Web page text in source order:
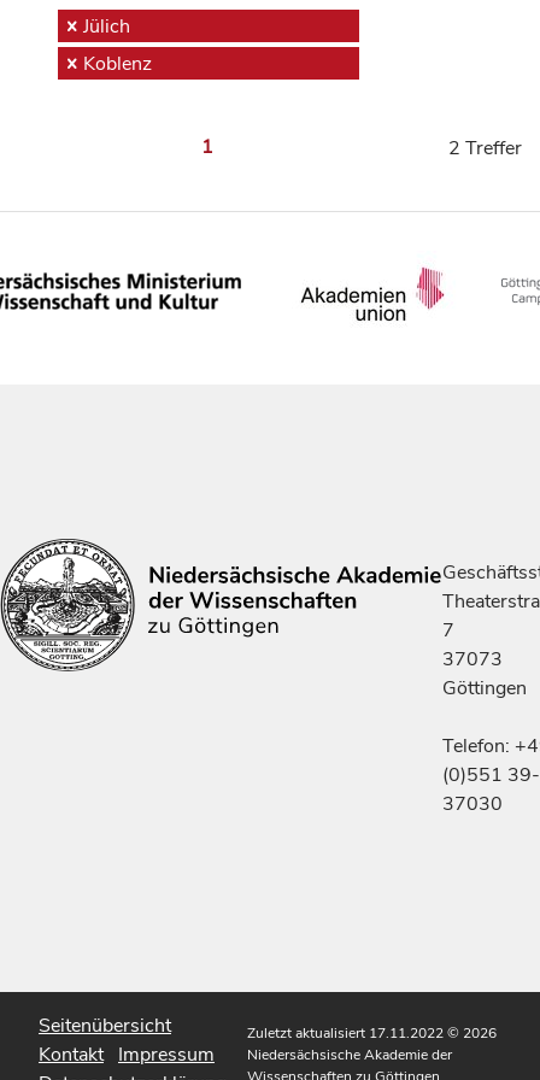
Jülich
Koblenz
1 2 Treffer
7
37073
Göttingen
Telefon:
(0)551 39-
37030
Seitenübersicht
Kontakt Impressum
Zuletzt aktualisiert 17.11.2022© 2026
Niedersächsische Akademie der